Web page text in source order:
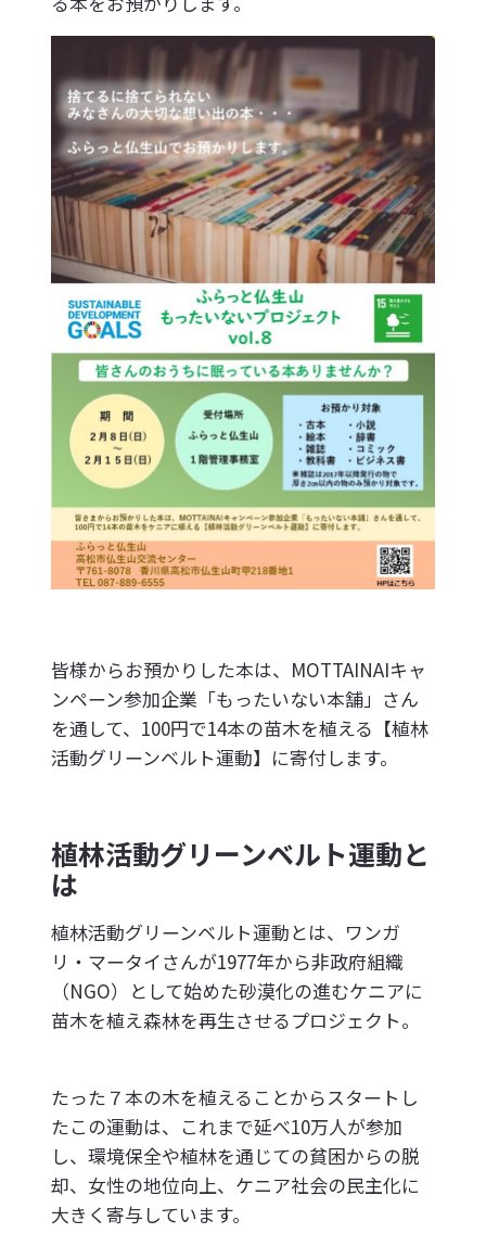
皆様からお預かりした本は、MOTTAINAIキャ
ンペーン参加企業「もったいない本舗」さん
を通して、100円で14本の苗木を植える【植林
活動グリーンベルト運動】に寄付します。
植林活動グリーンベルト運動と
は
植林活動グリーンベルト運動とは、ワンガ
リ・マータイさんが1977年から非政府組織
（NGO）として始めた砂漠化の進むケニアに
苗木を植え森林を再生させるプロジェクト。
たった７本の木を植えることからスタートし
たこの運動は、これまで延べ10万人が参加
し、環境保全や植林を通じての貧困からの脱
却、女性の地位向上、ケニア社会の民主化に
大きく寄与しています。